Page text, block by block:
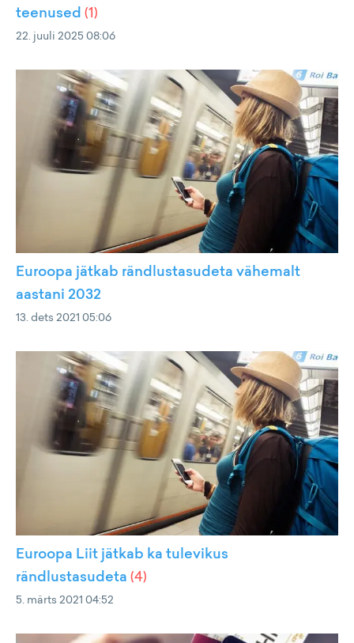
teenused (1)
22. juuli 2025 08:06
Euroopa jätkab rändlustasudeta vähemalt
aastani 2032
13. dets 2021 05:06
Euroopa Liit jätkab ka tulevikus
rändlustasudeta (4)
5. märts 2021 04:52